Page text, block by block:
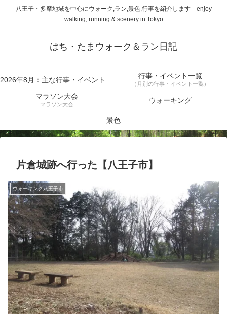
八王子・多摩地域を中心にウォーク,ラン,景色,行事を紹介します enjoy
walking, running & scenery in Tokyo
はち・たまウォーク＆ラン日記
2026年8月：主な行事・イベント一覧 行事・イベント一覧
（月別の行事・イベント一覧）
マラソン大会
マラソン大会 ウォーキング
景色
片倉城跡へ行った【八王子市】
ウォーキング八王子市